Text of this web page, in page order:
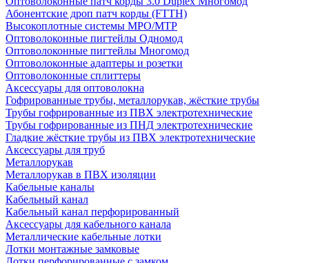
Абонентские дроп патч корды (FTTH)
Высокоплотные системы MPO/MTP
Оптоволоконные пигтейлы Одномод
Оптоволоконные пигтейлы Многомод
Оптоволоконные адаптеры и розетки
Оптоволоконные сплиттеры
Аксессуары для оптоволокна
Гофрированные трубы, металлорукав, жёсткие трубы
Трубы гофрированные из ПВХ электротехнические
Трубы гофрированные из ПНД электротехнические
Гладкие жёсткие трубы из ПВХ электротехнические
Аксессуары для труб
Металлорукав
Металлорукав в ПВХ изоляции
Кабельные каналы
Кабельный канал
Кабельный канал перфорированный
Аксессуары для кабельного канала
Металлические кабельные лотки
Лотки монтажные замковые